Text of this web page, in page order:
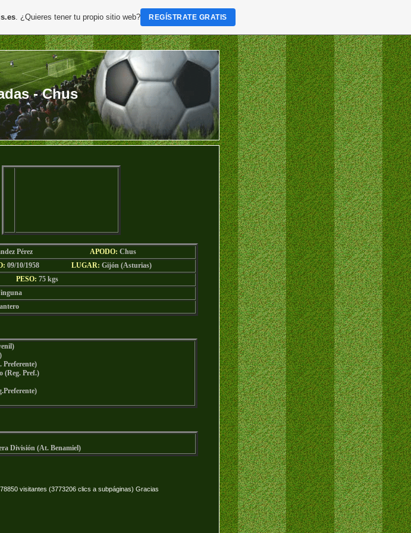
- Chus
Pérez APODO: Chus
09/10/1958 LUGAR: Gijón (Asturias)
PESO: 75 kgs
Preferente)
(Reg. Pref.)
División (At. Benamiel)
visitantes (3773206 clics a subpáginas) Gracias
. ¿Quieres tener tu propio sitio web? REGÍSTRATE GRATIS